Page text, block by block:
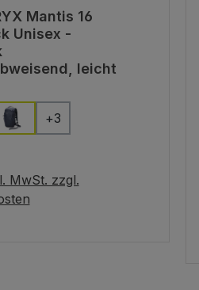
Mantis 16
Unisex -
leicht
auswählen
+3
MwSt. zzgl.
Warenkorb